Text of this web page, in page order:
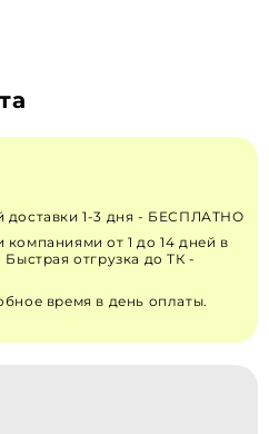
доставки 1-3 дня - БЕСПЛАТНО
от 1 до 14 дней в
отгрузка до ТК -
время в день оплаты.